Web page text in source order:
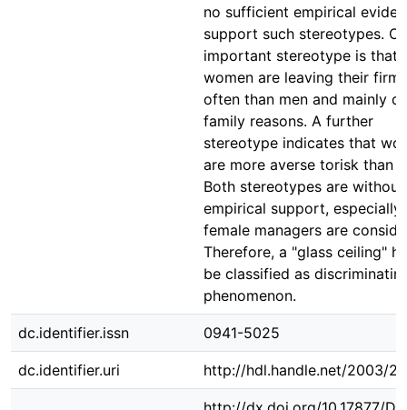
no sufficient empirical
support such stereotypes.
important stereotype is that
women are leaving their
often than men and mainly
family reasons. A further
stereotype indicates that
are more averse torisk than
Both stereotypes are without
empirical support, especially
female managers are
Therefore, a "glass ceiling"
be classified as
phenomenon.
dc.identifier.issn 0941-5025
dc.identifier.uri http://hdl.handle.net/2003/